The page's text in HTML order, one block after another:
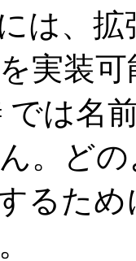
は、
実装
では名
。ど
るた